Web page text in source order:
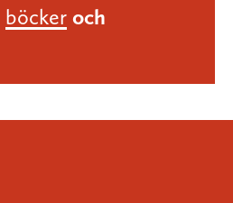
böcker och